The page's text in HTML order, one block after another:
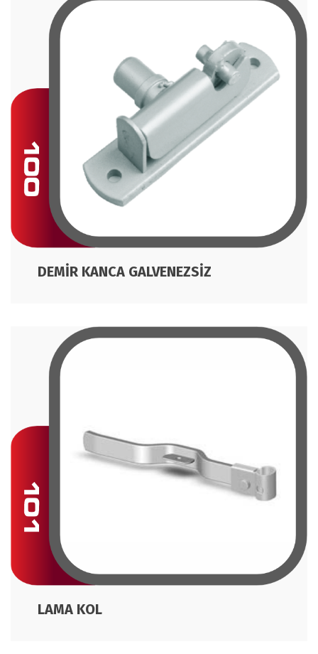
DEMİR KANCA GALVENEZSİZ
LAMA KOL